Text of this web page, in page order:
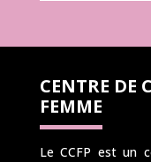
CENTRE DE
FEMME
Le CCFP est un